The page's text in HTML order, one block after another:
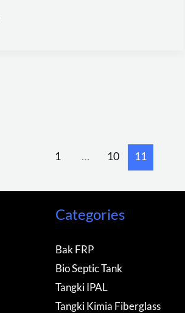
1 … 10 11
Categories
Bak FRP
Bio Septic Tank
Tangki IPAL
Tangki Kimia Fiberglass